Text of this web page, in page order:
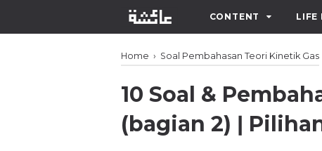
CONTENT LIFE
Home › Soal Pembahasan Teori Kinetik Gas
10 Soal &
(bagian 2) ǀ